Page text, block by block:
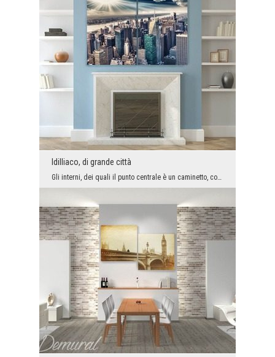
Idilliaco, di grande città
Gli interni, dei quali il punto centrale è un caminetto, combiniamo automaticamento con il design...